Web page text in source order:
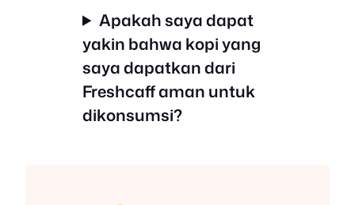
Apakah saya dapat
yakin bahwa kopi yang
saya dapatkan dari
Freshcaff aman untuk
dikonsumsi?